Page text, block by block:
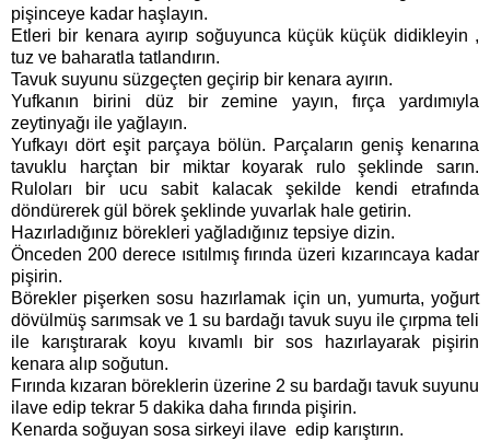
pişinceye kadar haşlayın.
Etleri bir kenara ayırıp soğuyunca küçük küçük didikleyin ,
tuz ve baharatla tatlandırın.
Tavuk suyunu süzgeçten geçirip bir kenara ayırın.
Yufkanın birini düz bir zemine yayın, fırça yardımıyla
zeytinyağı ile yağlayın.
Yufkayı dört eşit parçaya bölün. Parçaların geniş kenarına
tavuklu harçtan bir miktar koyarak rulo şeklinde sarın.
Ruloları bir ucu sabit kalacak şekilde kendi etrafında
döndürerek gül börek şeklinde yuvarlak hale getirin.
Hazırladığınız börekleri yağladığınız tepsiye dizin.
Önceden 200 derece ısıtılmış fırında üzeri kızarıncaya kadar
pişirin.
Börekler pişerken sosu hazırlamak için un, yumurta, yoğurt
dövülmüş sarımsak ve 1 su bardağı tavuk suyu ile çırpma teli
ile karıştırarak koyu kıvamlı bir sos hazırlayarak pişirin
kenara alıp soğutun.
Fırında kızaran böreklerin üzerine 2 su bardağı tavuk suyunu
ilave edip tekrar 5 dakika daha fırında pişirin.
Kenarda soğuyan sosa sirkeyi ilave edip karıştırın.